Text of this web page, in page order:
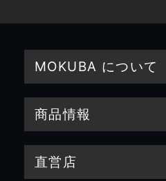
MOKUBA について
商品情報
直営店